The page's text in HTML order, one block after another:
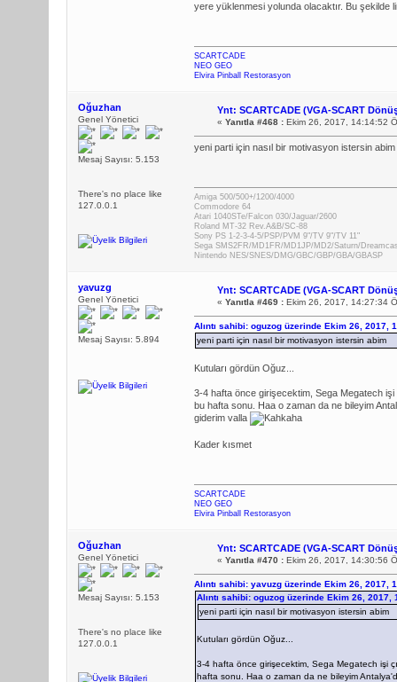
yere yüklenmesi yolunda olacaktır. Bu şekilde
SCARTCADE
NEO GEO
Elvira Pinball Restorasyon
Oğuzhan
Genel Yönetici
Mesaj Sayısı: 5.153
There's no place like
127.0.0.1
Ynt: SCARTCADE (VGA-SCART
« Yanıtla #468 :Ekim 26, 2017, 14:14:52
yeni parti için nasıl bir motivasyon istersin abim
Amiga 500/500+/1200/4000
Commodore 64
Atari 1040STe/Falcon 030/Jaguar/2600
Roland MT-32 Rev.A&B/SC-88
Sony PS 1-2-3-4-5/PSP/PVM 9"/TV 9"/TV 11"
Sega SMS2FR/MD1FR/MD1JP/MD2/Saturn/
Nintendo NES/SNES/DMG/GBC/GBP/GBA/GBASP
yavuzg
Genel Yönetici
Mesaj Sayısı: 5.894
Ynt: SCARTCADE (VGA-SCART
« Yanıtla #469 :Ekim 26, 2017, 14:27:34
Alıntı sahibi: oguzog üzerinde Ekim 26, 2017,
yeni parti için nasıl bir motivasyon istersin abim
Kutuları gördün Oğuz...
3-4 hafta önce girişecektim, Sega Megatech işi
bu hafta sonu. Haa o zaman da ne bileyim
giderim valla
Kader kısmet
SCARTCADE
NEO GEO
Elvira Pinball Restorasyon
Oğuzhan
Genel Yönetici
Mesaj Sayısı: 5.153
There's no place like
127.0.0.1
Ynt: SCARTCADE (VGA-SCART
« Yanıtla #470 :Ekim 26, 2017, 14:30:56
Alıntı sahibi: yavuzg üzerinde Ekim 26, 2017,
Alıntı sahibi: oguzog üzerinde Ekim 26, 2017,
yeni parti için nasıl bir motivasyon istersin abim
Kutuları gördün Oğuz...
3-4 hafta önce girişecektim, Sega Megatech işi
hafta sonu. Haa o zaman da ne bileyim